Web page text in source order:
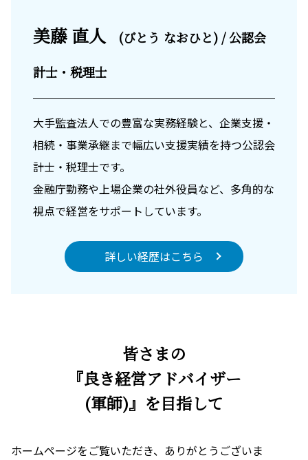
美藤 直人
(びとう なおひと) / 公認会
計士・税理士
大手監査法人での豊富な実務経験と、企業支援・
相続・事業承継まで幅広い支援実績を持つ公認会
計士・税理士です。
金融庁勤務や上場企業の社外役員など、多角的な
視点で経営をサポートしています。
詳しい経歴はこちら
皆さまの
『良き経営アドバイザー
(軍師)』を目指して
ホームページをご覧いただき、ありがとうございま